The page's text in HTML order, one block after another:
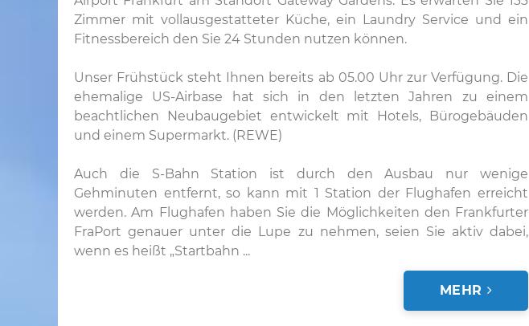
Zimmer mit vollausgestatteter Küche, ein Laundry Service und ein
Fitnessbereich den Sie 24 Stunden nutzen können.
Unser Frühstück steht Ihnen bereits ab 05.00 Uhr zur Verfügung. Die
ehemalige US-Airbase hat sich in den letzten Jahren zu einem
beachtlichen Neubaugebiet entwickelt mit Hotels, Bürogebäuden
und einem Supermarkt. (REWE)
Auch die S-Bahn Station ist durch den Ausbau nur wenige
Gehminuten entfernt, so kann mit 1 Station der Flughafen erreicht
werden. Am Flughafen haben Sie die Möglichkeiten den Frankfurter
FraPort genauer unter die Lupe zu nehmen, seien Sie aktiv dabei,
wenn es heißt „Startbahn ...
MEHR